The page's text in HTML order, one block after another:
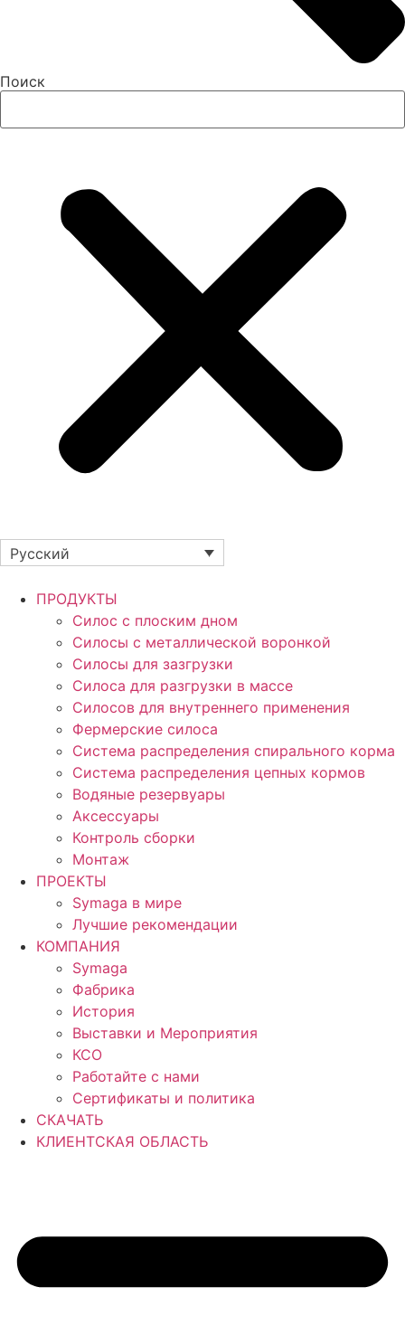
Поиск
Русский
ПРОДУКТЫ
Силос с плоским дном
Силосы с металлической воронкой
Силосы для зазгрузки
Силоса для разгрузки в массе
Силосов для внутреннего применения
Фермерские силоса
Система распределения спирального корма
Система распределения цепных кормов
Водяные резервуары
Аксессуары
Контроль сборки
Монтаж
ПРОЕКТЫ
Symaga в мире
Лучшие рекомендации
КОМПАНИЯ
Symaga
Фабрика
История
Выставки и Мероприятия
КСО
Работайте с нами
Сертификаты и политика
СКАЧАТЬ
КЛИЕНТСКАЯ ОБЛАСТЬ